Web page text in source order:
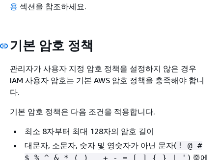
용 섹션을 참조하세요.
기본 암호 정책
관리자가 사용자 지정 암호 정책을 설정하지 않은 경우
IAM 사용자 암호는 기본 AWS 암호 정책을 충족해야 합니
다.
기본 암호 정책은 다음 조건을 적용합니다.
최소 8자부터 최대 128자의 암호 길이
대문자, 소문자, 숫자 및 영숫자가 아닌 문자( ! @ #
$ % ^ & * ( ) _ + - = [ ] { } | ' ) 중에